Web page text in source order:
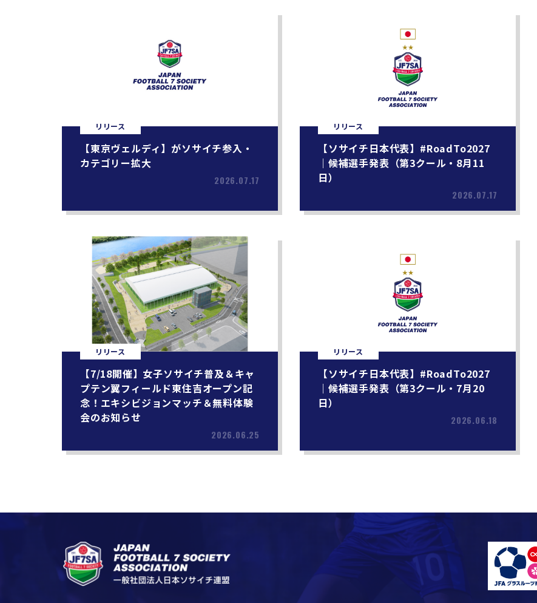
リリース
【東京ヴェルディ】がソサイチ参入・
カテゴリー拡大
2026.07.17
リリース
【ソサイチ日本代表】#RoadTo2027
｜候補選手発表（第3クール・8月11
日）
2026.07.17
リリース
【7/18開催】女子ソサイチ普及＆キャ
プテン翼フィールド東住吉オープン記
念！エキシビジョンマッチ＆無料体験
会のお知らせ
2026.06.25
リリース
【ソサイチ日本代表】#RoadTo2027
｜候補選手発表（第3クール・7月20
日）
2026.06.18